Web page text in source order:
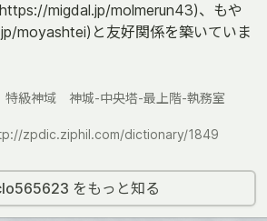
migdal.jp/molmerun43)、もや
moyashtei)と友好関係を築いていま
級神域 神城-中央塔-最上階-執務室
zpdic.ziphil.com/dictionary/1849
をもっと知る